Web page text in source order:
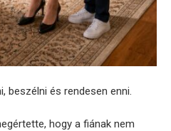
beszélni és rendesen enni.
hogy a fiának nem